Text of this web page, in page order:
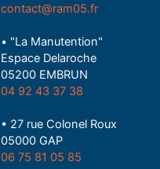
contact@ram05.fr
• "La Manutention"
Espace Delaroche
05200 EMBRUN
04 92 43 37 38
• 27 rue Colonel Roux
05000 GAP
06 75 81 05 85